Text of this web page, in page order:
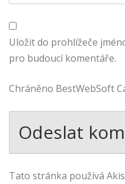
Uložit do prohlížeče
pro budoucí komentáře.
Chráněno BestWebSoft
Tato stránka používá